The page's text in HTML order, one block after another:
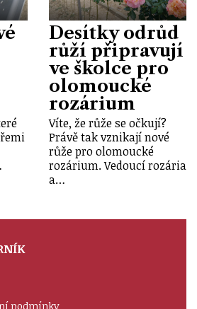
Desítky odrůd
růží připravují
ve školce pro
olomoucké
rozárium
Víte, že růže se očkují?
Právě tak vznikají nové
růže pro olomoucké
rozárium. Vedoucí rozária
a…
podmínky